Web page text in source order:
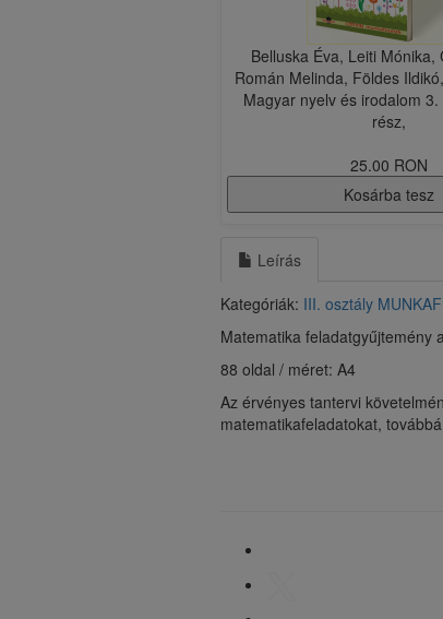
​Belluska Éva, Leiti Mónika,
Román Melinda, Földes
Magyar nyelv és irodalom
rész,
25.00 RON
Kosárba tesz
Leírás
Kategóriák: III. osztály
Matematika feladatgyűjtemény
88 oldal / méret: A4
Az érvényes tantervi
matematikafeladatokat,